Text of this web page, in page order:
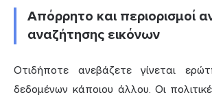
Απόρρητο και περιορισμοί
αναζήτησης εικόνων
Οτιδήποτε ανεβάζετε γίνεται
δεδομένων κάποιου άλλου. Οι